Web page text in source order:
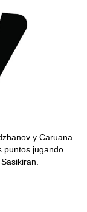
y Caruana.
puntos jugando